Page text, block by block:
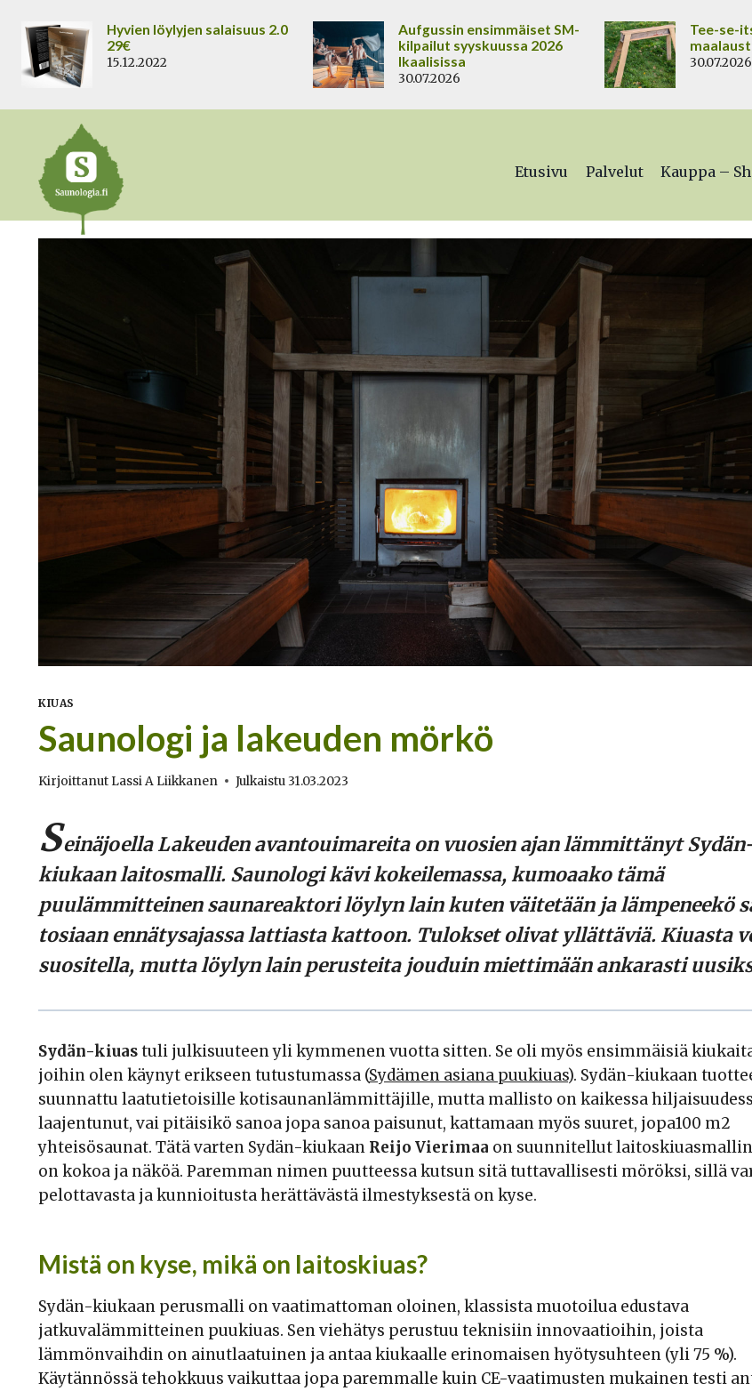
sisältöön
Hyvien löylyjen salaisuus 2.0
29€
15.12.2022
Aufgussin ensimmäiset SM-
kilpailut syyskuussa 2026
Ikaalisissa
30.07.2026
Tee-se-
30.07.2026
Etusivu Palvelut Kauppa –
KIUAS
Saunologi ja lakeuden mörkö
Kirjoittanut Lassi A Liikkanen Julkaistu31.03.2023
Seinäjoella Lakeuden avantouimareita on vuosien ajan lämmittänyt
kiukaan laitosmalli. Saunologi kävi kokeilemassa, kumoaako tämä
puulämmitteinen saunareaktori löylyn lain kuten väitetään ja lämpeneekö
tosiaan ennätysajassa lattiasta kattoon. Tulokset olivat yllättäviä. Kiuasta
suositella, mutta löylyn lain perusteita jouduin miettimään ankarasti
Sydän-kiuastuli julkisuuteen yli kymmenen vuotta sitten. Se oli myös ensimmäisiä
joihin olen käynyt erikseen tutustumassa (Sydämen asiana puukiuas). Sydän-kiukaan
suunnattu laatutietoisille kotisaunanlämmittäjille, mutta mallisto on kaikessa
laajentunut, vai pitäisikö sanoa jopa sanoa paisunut, kattamaan myös suuret, jopa100 m2
yhteisösaunat. Tätä varten Sydän-kiukaan Reijo Vierimaa on suunnitellut
on kokoa ja näköä. Paremman nimen puutteessa kutsun sitä tuttavallisesti möröksi, sillä
pelottavasta ja kunnioitusta herättävästä ilmestyksestä on kyse.
Mistä on kyse, mikä on laitoskiuas?
Sydän-kiukaan perusmalli on vaatimattoman oloinen, klassista muotoilua edustava
jatkuvalämmitteinen puukiuas. Sen viehätys perustuu teknisiin innovaatioihin, joista
lämmönvaihdin on ainutlaatuinen ja antaa kiukaalle erinomaisen hyötysuhteen (yli 75 %).
Käytännössä tehokkuus vaikuttaa jopa paremmalle kuin CE-vaatimusten mukainen testi